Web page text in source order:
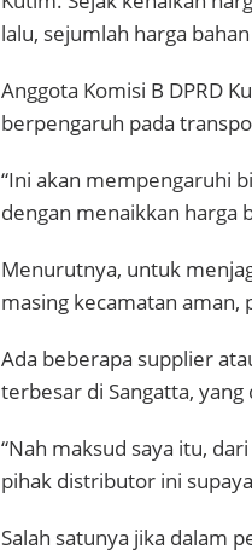
lalu, sejumlah harga
Anggota Komisi B DPRD
berpengaruh pada
“Ini akan mempengaruhi
dengan menaikkan harga
Menurutnya, untuk
masing kecamatan
Ada beberapa supplier
terbesar di Sangatta,
“Nah maksud saya itu,
pihak distributor ini
Salah satunya jika dalam